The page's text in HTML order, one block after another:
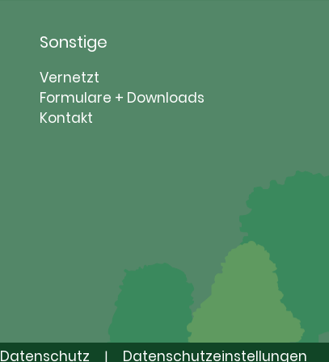
Sonstige
Navigation
überspringen
Vernetzt
Formulare + Downloads
Kontakt
Datenschutz | Datenschutzeinstellungen